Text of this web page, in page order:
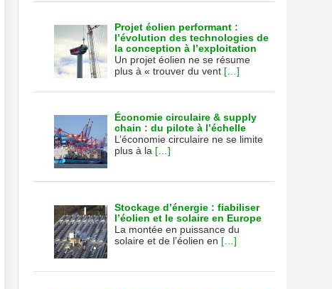
Projet éolien performant :
l’évolution des technologies de
la conception à l’exploitation
Un projet éolien ne se résume
plus à « trouver du vent […]
Économie circulaire & supply
chain : du pilote à l’échelle
L’économie circulaire ne se limite
plus à la […]
Stockage d’énergie : fiabiliser
l’éolien et le solaire en Europe
La montée en puissance du
solaire et de l’éolien en […]